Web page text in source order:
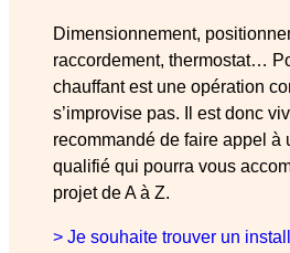
Dimensionnement,
raccordement, thermostat…
chauffant est une opération
s’improvise pas. Il est donc
recommandé de faire appel à
qualifié qui pourra vous
projet de A à Z.
> Je souhaite trouver un